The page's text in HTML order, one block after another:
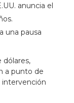
anuncia el
una pausa
dólares,
a punto de
intervención